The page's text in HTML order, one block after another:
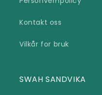
Kontakt oss
Vilkår for bruk
SWAH SANDVIKA